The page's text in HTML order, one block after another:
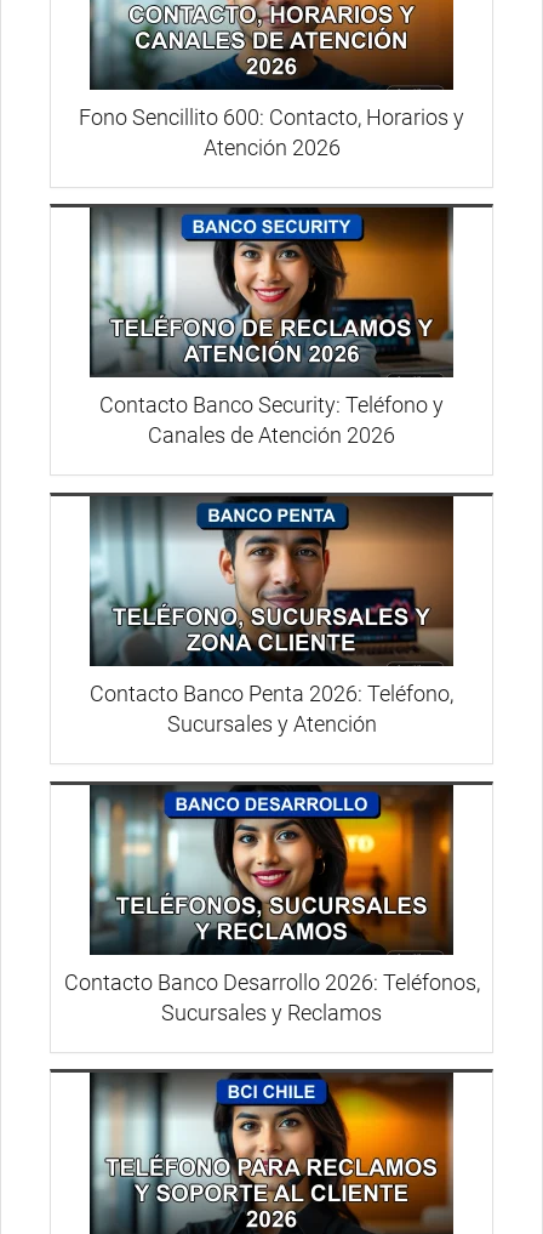
Fono Sencillito 600: Contacto, Horarios y
Atención 2026
Contacto Banco Security: Teléfono y
Canales de Atención 2026
Contacto Banco Penta 2026: Teléfono,
Sucursales y Atención
Contacto Banco Desarrollo 2026: Teléfonos,
Sucursales y Reclamos